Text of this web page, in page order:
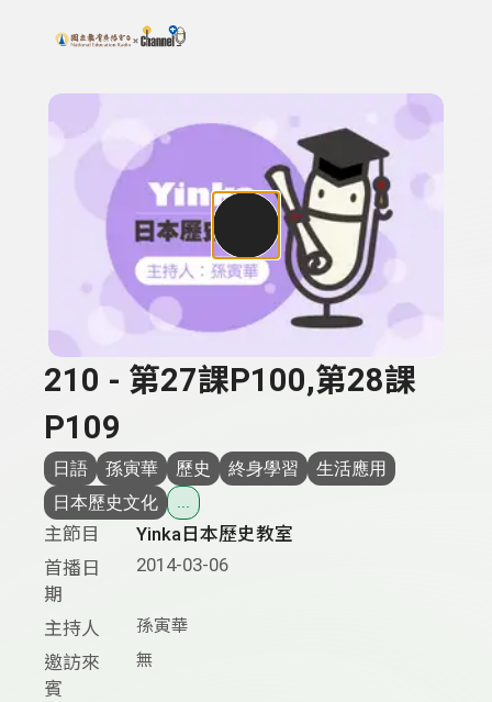
上方功能區塊
搜尋關鍵字：可輸入節目名稱、主持人或關鍵字
210 - 第27課P100,第28課
P109
日語 孫寅華 歷史 終身學習
生活應用
日本歷史文化
...
主節目
Yinka日本歷史教室
首播日
期
2014-03-06
主持人 孫寅華
邀訪來
賓
無